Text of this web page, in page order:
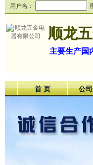
用户名：
顺龙
主要生产国
首 页 公